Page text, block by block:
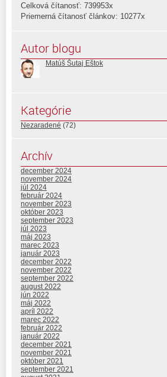
Celková čítanosť: 739953x
Priemerná čítanosť článkov: 10277x
Autor blogu
Matúš Šutaj Eštok
Kategórie
Nezaradené (72)
Archív
december 2024
november 2024
júl 2024
február 2024
november 2023
október 2023
september 2023
júl 2023
máj 2023
marec 2023
január 2023
december 2022
november 2022
september 2022
august 2022
jún 2022
máj 2022
apríl 2022
marec 2022
február 2022
január 2022
december 2021
november 2021
október 2021
september 2021